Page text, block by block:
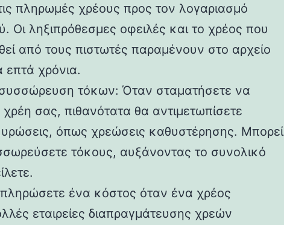
πληρωμές χρέους προς τον λογαριασμό
Οι ληξιπρόθεσμες οφειλές και το χρέος που
από τους πιστωτές παραμένουν στο αρχείο
επτά χρόνια.
συσσώρευση τόκων: Όταν σταματήσετε να
σας, πιθανότατα θα αντιμετωπίσετε
όπως χρεώσεις καθυστέρησης. Μπορεί
τόκους, αυξάνοντας το συνολικό
ένα κόστος όταν ένα χρέος
εταιρείες διαπραγμάτευσης χρεών